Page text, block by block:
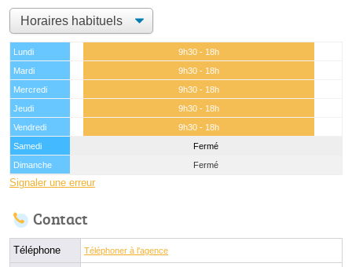
Lundi
9h30 - 18h
Mardi
9h30 - 18h
Mercredi
9h30 - 18h
Jeudi
9h30 - 18h
Vendredi
9h30 - 18h
Samedi
Fermé
Dimanche
Fermé
Signaler une erreur
Contact
Téléphone Téléphoner à l'agence